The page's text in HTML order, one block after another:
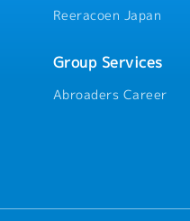
Reeracoen Japan
Group Services
Abroaders Career